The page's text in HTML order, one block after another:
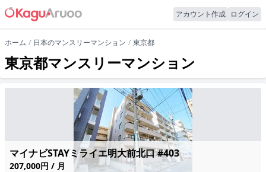
アカウント作成 ログイン
ホーム 日本のマンスリーマンション 東京都
東京都マンスリーマンション
マイナビSTAYミライエ明大前北口 #403
207,000円 / 月